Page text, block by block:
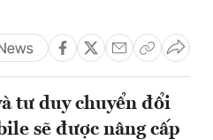
tư duy chuyển đổi
sẽ được nâng cấp